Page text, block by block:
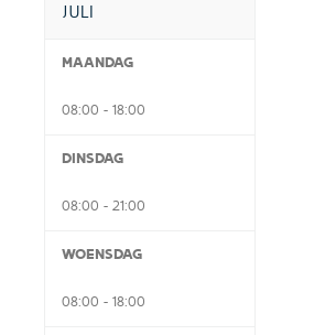
JULI
MAANDAG
08:00 - 18:00
DINSDAG
08:00 - 21:00
WOENSDAG
08:00 - 18:00